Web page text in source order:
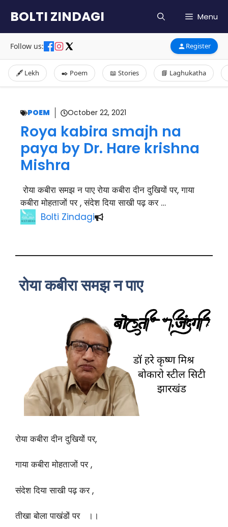
content
BOLTI ZINDAGI Menu
Follow us: Register
🖋️ Lekh ✒️ Poem 📖 Stories 📘 Laghukatha
POEM October 22, 2021
Roya kabira smajh na
paya by Dr. Hare krishna
Mishra
रोया कबीरा समझ न पाए रोया कबीरा दीन दुखियों पर, गाया
कबीरा मोहताजों पर , संदेश दिया साखी पढ़ कर …
Bolti Zindagi
रोया कबीरा समझ न पाए
रोया कबीरा दीन दुखियों पर,
गाया कबीरा मोहताजों पर ,
संदेश दिया साखी पढ़ कर ,
तीखा बोला पाखंडों पर ।।